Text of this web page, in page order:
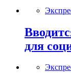
для